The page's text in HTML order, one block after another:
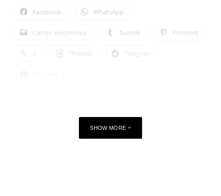
Facebook WhatsApp
Correo electrónico Tumblr Pinterest
X Threads Telegram
SHOW MORE